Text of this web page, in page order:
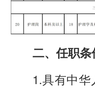
二、任职条
1.具有中